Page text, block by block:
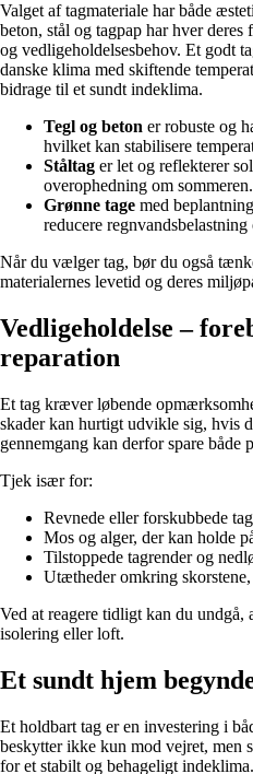
Valget af tagmateriale har både
beton, stål og tagpap har hver
og vedligeholdelsesbehov. Et godt
danske klima med skiftende
bidrage til et sundt indeklima.
Tegl og beton er robuste og
hvilket kan stabilisere
Ståltag er let og reflekterer
overophedning om sommeren.
Grønne tage med
reducere
Når du vælger tag, bør du også
materialernes levetid og deres
Vedligeholdelse –
reparation
Et tag kræver løbende
skader kan hurtigt udvikle sig, hvis
gennemgang kan derfor spare både
Tjek især for:
Revnede eller forskubbede
Mos og alger, der kan holde
Tilstoppede tagrender og
Utætheder omkring
Ved at reagere tidligt kan du
isolering eller loft.
Et sundt hjem
Et holdbart tag er en investering i
beskytter ikke kun mod vejret, men
for et stabilt og behageligt